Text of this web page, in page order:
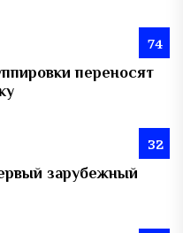
74
переносят
32
зарубежный